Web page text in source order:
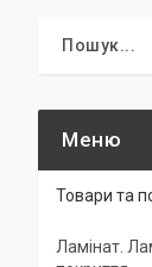
Товари та
Ламінат.